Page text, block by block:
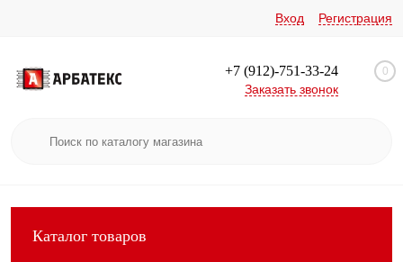
Вход Регистрация
+7 (912)-751-33-24
Заказать звонок
0
Каталог товаров